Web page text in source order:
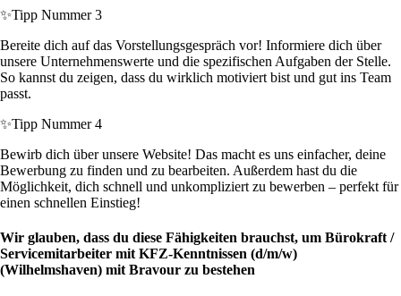
✨Tipp Nummer 3
Bereite dich auf das Vorstellungsgespräch vor! Informiere dich über
unsere Unternehmenswerte und die spezifischen Aufgaben der Stelle.
So kannst du zeigen, dass du wirklich motiviert bist und gut ins Team
passt.
✨Tipp Nummer 4
Bewirb dich über unsere Website! Das macht es uns einfacher, deine
Bewerbung zu finden und zu bearbeiten. Außerdem hast du die
Möglichkeit, dich schnell und unkompliziert zu bewerben – perfekt für
einen schnellen Einstieg!
Wir glauben, dass du diese Fähigkeiten brauchst, um Bürokraft /
Servicemitarbeiter mit KFZ-Kenntnissen (d/m/w)
(Wilhelmshaven) mit Bravour zu bestehen